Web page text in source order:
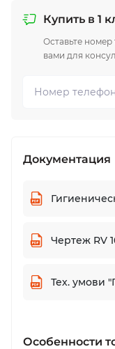
Купить в 1
Оставьте
вами для
Документация
Чертеж RV
Тех. умови
Особенности